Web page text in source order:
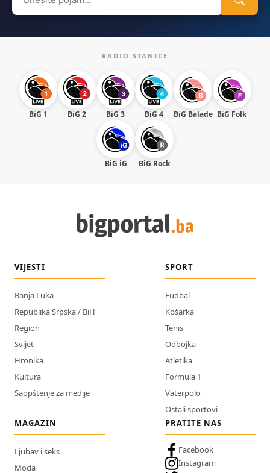
for:
RADIO STANICE
BiG 1 BiG 2 BiG 3 BiG 4 BiG Balade BiG Folk
BiG iG BiG Rock
VIJESTI
Banja Luka
Republika Srpska / BiH
Region
Svijet
Hronika
Kultura
Saopštenje za medije
SPORT
Fudbal
Košarka
Tenis
Odbojka
Atletika
Formula 1
Vaterpolo
Ostali sportovi
MAGAZIN
Ljubav i seks
Moda
PRATITE NAS
Facebook
Instagram